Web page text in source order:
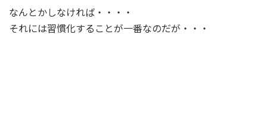
なんとかしなければ・・・・
それには習慣化することが一番なのだが・・・